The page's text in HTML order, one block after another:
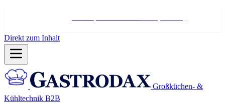
Direkt zum Inhalt
Großküchen- &
Kühltechnik B2B